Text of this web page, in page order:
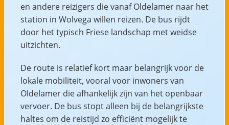
en andere reizigers die vanaf Oldelamer naar het
station in Wolvega willen reizen. De bus rijdt
door het typisch Friese landschap met weidse
uitzichten.
De route is relatief kort maar belangrijk voor de
lokale mobiliteit, vooral voor inwoners van
Oldelamer die afhankelijk zijn van het openbaar
vervoer. De bus stopt alleen bij de belangrijkste
haltes om de reistijd zo efficiënt mogelijk te